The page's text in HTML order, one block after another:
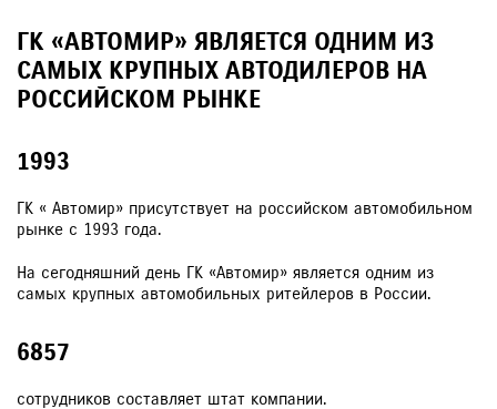
ГК «АВТОМИР» ЯВЛЯЕТСЯ ОДНИМ ИЗ
САМЫХ КРУПНЫХ АВТОДИЛЕРОВ НА
РОССИЙСКОМ РЫНКЕ
1993
ГК « Автомир» присутствует на российском автомобильном
рынке с 1993 года.
На сегодняшний день ГК «Автомир» является одним из
самых крупных автомобильных ритейлеров в России.
6857
сотрудников составляет штат компании.